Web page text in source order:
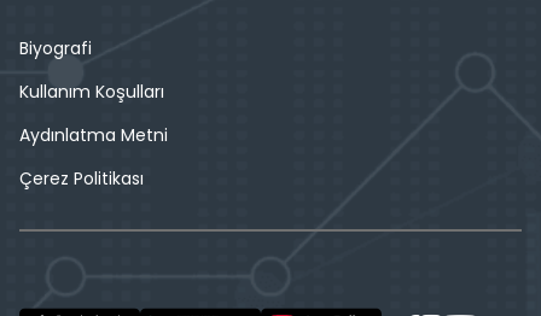
Biyografi
Kullanım Koşulları
Aydınlatma Metni
Çerez Politikası